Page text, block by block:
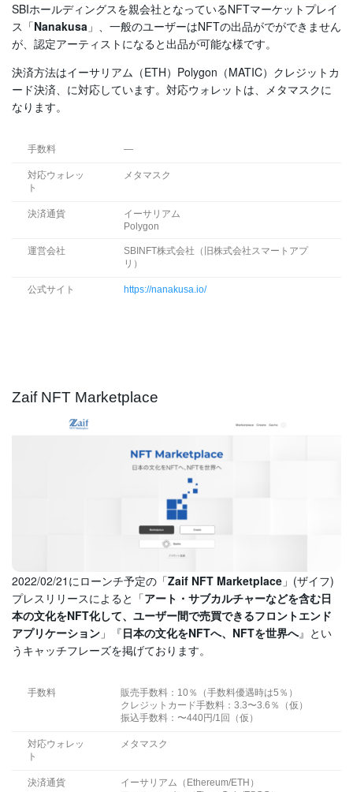
SBIホールディングスを親会社となっているNFTマーケットプレイ
ス「Nanakusa 」、一般のユーザーはNFTの出品がでができません
が、認定アーティストになると出品が可能な様です。
決済方法はイーサリアム（ETH）Polygon（MATIC）クレジットカ
ード決済、に対応しています。対応ウォレットは、メタマスクに
なります。
手数料 —
対応ウォレッ
ト
メタマスク
決済通貨
イーサリアム
Polygon
運営会社
SBINFT株式会社（旧株式会社スマートアプ
リ）
公式サイト https://nanakusa.io/
Zaif NFT Marketplace
2022/02/21にローンチ予定の「Zaif NFT Marketplace 」(ザイフ)
プレスリリースによると「アート・サブカルチャーなどを含む日
本の文化をNFT化して、ユーザー間で売買できるフロントエンド
アプリケーション 」『日本の文化をNFTへ、NFTを世界へ』とい
うキャッチフレーズを掲げております。
手数料
販売手数料：10％（手数料優遇時は5％）
クレジットカード手数料：3.3〜3.6％（仮）
振込手数料：〜440円/1回（仮）
対応ウォレッ
ト
メタマスク
決済通貨
イーサリアム（Ethereum/ETH）